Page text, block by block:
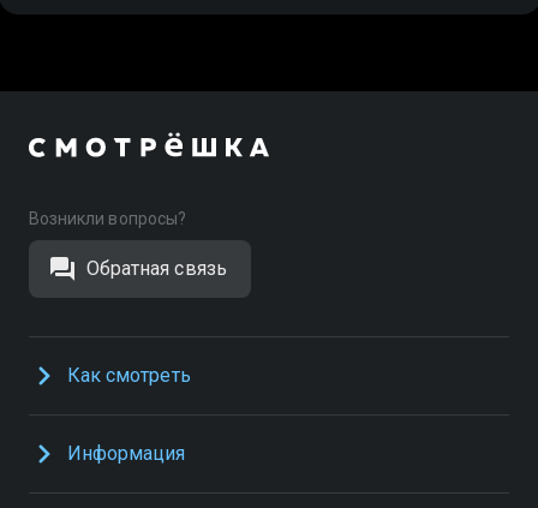
Возникли вопросы?
Обратная связь
Как смотреть
Информация